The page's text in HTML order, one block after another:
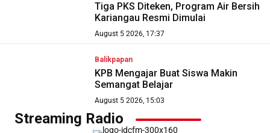
Tiga PKS Diteken, Program Air Bersih
Kariangau Resmi Dimulai
August 5 2026, 17:37
Balikpapan
KPB Mengajar Buat Siswa Makin
Semangat Belajar
August 5 2026, 15:03
Streaming Radio